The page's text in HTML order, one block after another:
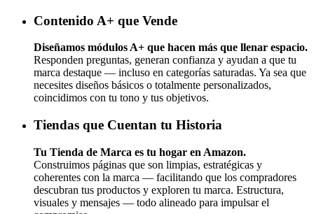
Contenido A+ que Vende
Diseñamos módulos A+ que hacen más que llenar espacio.
Responden preguntas, generan confianza y ayudan a que tu
marca destaque — incluso en categorías saturadas. Ya sea que
necesites diseños básicos o totalmente personalizados,
coincidimos con tu tono y tus objetivos.
Tiendas que Cuentan tu Historia
Tu Tienda de Marca es tu hogar en Amazon.
Construimos páginas que son limpias, estratégicas y
coherentes con la marca — facilitando que los compradores
descubran tus productos y exploren tu marca. Estructura,
visuales y mensajes — todo alineado para impulsar el